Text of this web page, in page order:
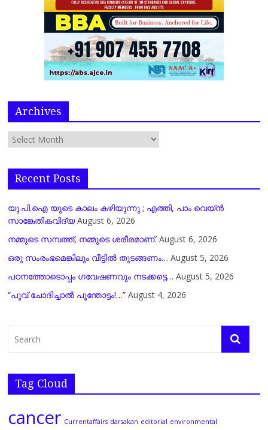
Archives
Recent Posts
യു.പി.ഐ യുടെ കാലം കഴിയുന്നു ; എത്തി, പാം വെയ്ൻ
സാങ്കേതികവിദ്യ August 6, 2026
നമ്മുടെ സമ്പത്ത്, നമ്മുടെ ശരീരമാണ്. August 6, 2026
ഒരു സംരംഭമെങ്കിലും വീട്ടിൽ തുടങ്ങണം… August 5, 2026
പഠനത്തോടൊപ്പം ഗവേഷണവും നടക്കട്ടെ… August 5, 2026
“പൂവ് ചോദിച്ചാൽ പൂന്തോട്ടം!…” August 4, 2026
Tag Cloud
cancer Currentaffairs darsakan editorial environmental